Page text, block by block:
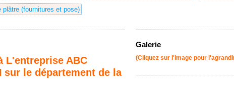
plâtre (fournitures et pose)
Galerie
(Cliquez sur l'image pour
L'entreprise ABC
sur le département de la